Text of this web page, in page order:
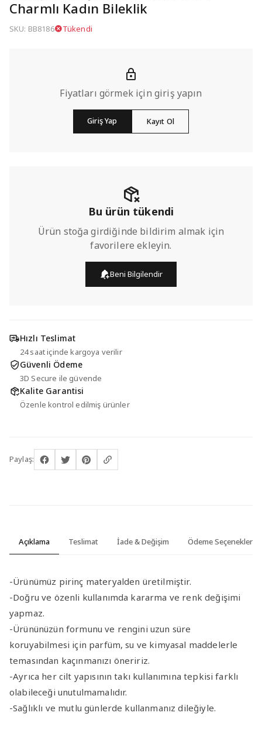
Charmlı Kadın Bileklik
SKU: BB8186 Tükendi
Fiyatları görmek için giriş yapın
Giriş Yap Kayıt Ol
Bu ürün tükendi
Ürün stoğa girdiğinde bildirim almak için
favorilere ekleyin.
Beni Bilgilendir
Hızlı Teslimat
24 saat içinde kargoya verilir
Güvenli Ödeme
3D Secure ile güvende
Kalite Garantisi
Özenle kontrol edilmiş ürünler
Paylaş:
Açıklama Teslimat İade & Değişim Ödeme Seçenekleri
-Ürünümüz pirinç materyalden üretilmiştir.
-Doğru ve özenli kullanımda kararma ve renk değişimi
yapmaz.
-Ürününüzün formunu ve rengini uzun süre
koruyabilmesi için parfüm, su ve kimyasal maddelerle
temasından kaçınmanızı öneririz.
-Ayrıca her cilt yapısının takı kullanımına tepkisi farklı
olabileceği unutulmamalıdır.
-Sağlıklı ve mutlu günlerde kullanmanız dileğiyle.